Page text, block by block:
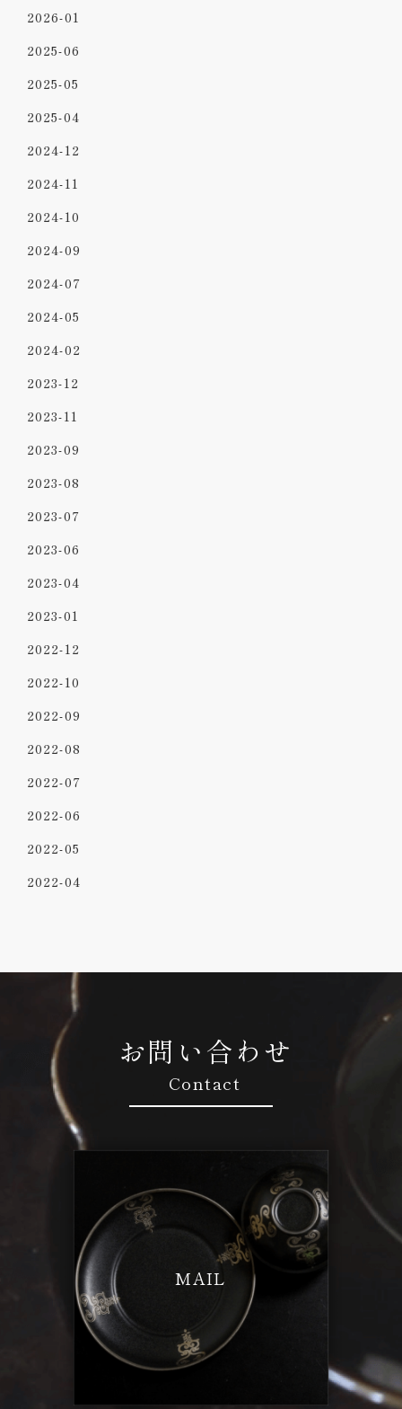
2026-01
2025-06
2025-05
2025-04
2024-12
2024-11
2024-10
2024-09
2024-07
2024-05
2024-02
2023-12
2023-11
2023-09
2023-08
2023-07
2023-06
2023-04
2023-01
2022-12
2022-10
2022-09
2022-08
2022-07
2022-06
2022-05
2022-04
お問い合わせ
Contact
MAIL